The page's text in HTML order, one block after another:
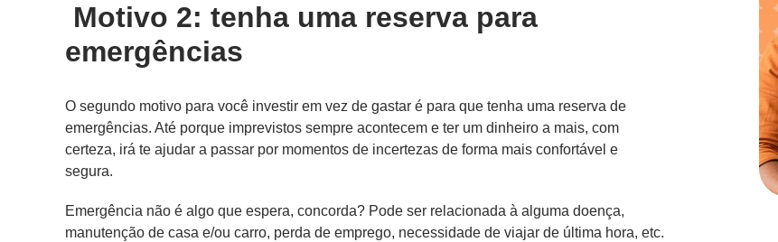
Motivo 2: tenha uma reserva para
emergências
O segundo motivo para você investir em vez de gastar é para que tenha uma reserva de
emergências. Até porque imprevistos sempre acontecem e ter um dinheiro a mais, com
certeza, irá te ajudar a passar por momentos de incertezas de forma mais confortável e
segura.
Emergência não é algo que espera, concorda? Pode ser relacionada à alguma doença,
manutenção de casa e/ou carro, perda de emprego, necessidade de viajar de última hora, etc.